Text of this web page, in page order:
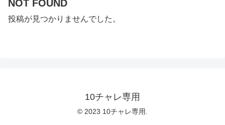
NOT FOUND
投稿が見つかりませんでした。
10チャレ専用
© 2023 10チャレ専用.